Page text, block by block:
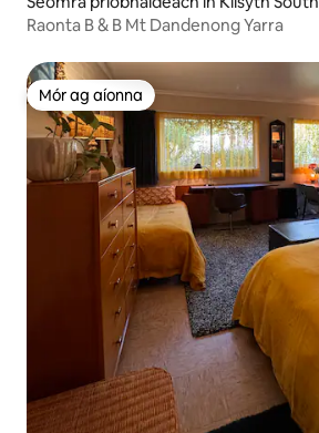
Raonta B & B Mt Dandenong Yarra
Mór ag aíonna
Mór ag aíonna